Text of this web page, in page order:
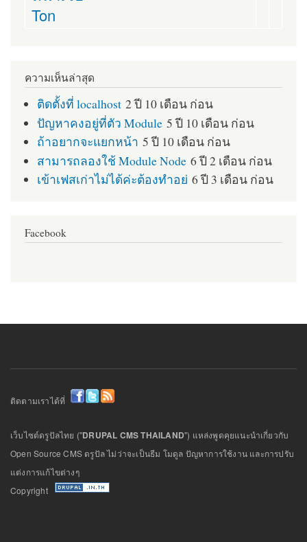
Ton
ความเห็นล่าสุด
ติดตั้งที่ localhost 2 ปี 10 เดือน ก่อน
ปัญหาคงอยู่ที่ตัว Module 5 ปี 10 เดือน ก่อน
ถ้าอยากจะแยกหน้า 5 ปี 10 เดือน ก่อน
สามารถลองใช้ Module Node 6 ปี 2 เดือน ก่อน
เข้าเฟสเก่าไม่ได้ค่ะต้องทำอย่ 6 ปี 3 เดือน ก่อน
Facebook
ติดตามเราได้ที่
เว็บไซต์ดรูปัลไทย ("DRUPAL CMS THAILAND") แหล่งพูดคุยแนะนำเกี่ยวกับ
Open Source CMS ดรูปัล ไม่ว่าจะเป็นธีม โมดูล ปัญหาการใช้งาน และการปรับ
แต่งการแก้ไขต่างๆ
Copyright